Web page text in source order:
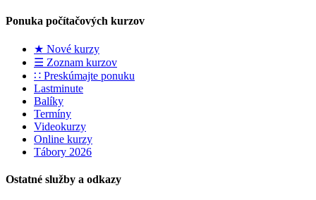
Ponuka počítačových kurzov
★ Nové kurzy
☰ Zoznam kurzov
∷ Preskúmajte ponuku
Lastminute
Balíky
Termíny
Videokurzy
Online kurzy
Tábory 2026
Ostatné služby a odkazy